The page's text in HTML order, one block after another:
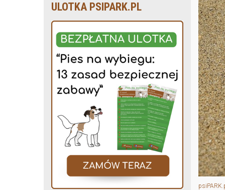
ULOTKA PSIPARK.PL